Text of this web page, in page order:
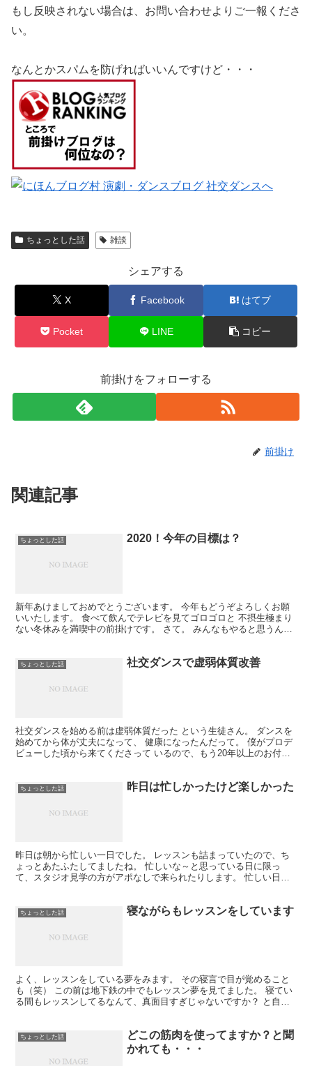
もし反映されない場合は、お問い合わせよりご一報くださ
い。
なんとかスパムを防げればいいんですけど・・・
ちょっとした話 雑談
シェアする
X Facebook はてブ
Pocket LINE コピー
前掛けをフォローする
前掛け
関連記事
ちょっとした話 2020！今年の目標は？
新年あけましておめでとうございます。 今年もどうぞよろしくお願
いいたします。 食べて飲んでテレビを見てゴロゴロと 不摂生極まり
ない冬休みを満喫中の前掛けです。 さて。 みんなもやると思うんだ
ちょっとした話 社交ダンスで虚弱体質改善
社交ダンスを始める前は虚弱体質だった という生徒さん。 ダンスを
始めてから体が丈夫になって、 健康になったんだって。 僕がプロデ
ビューした頃から来てくださって いるので、もう20年以上のお付き
ちょっとした話 昨日は忙しかったけど楽しかった
昨日は朝から忙しい一日でした。 レッスンも詰まっていたので、ち
ょっとあたふたしてましたね。 忙しいな～と思っている日に限っ
て、スタジオ見学の方がアポなしで来られたりします。 忙しい日あ
ちょっとした話 寝ながらもレッスンをしています
よく、レッスンをしている夢をみます。 その寝言で目が覚めること
も（笑） この前は地下鉄の中でもレッスン夢を見てました。 寝てい
る間もレッスンしてるなんて、真面目すぎじゃないですか？ と自分
ちょっとした話
どこの筋肉を使ってますか？と聞
かれても・・・